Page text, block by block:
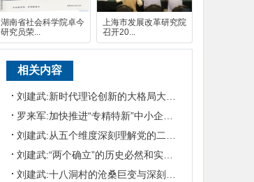
湖南省社会科学院卓今
研究员荣...
上海市发展改革研究院
召开20...
相关内容
刘建武:新时代理论创新的大格局大气象是怎样形成的
刘建武:“两个确立”的历史必然和实践要求